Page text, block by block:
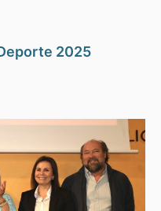
2025